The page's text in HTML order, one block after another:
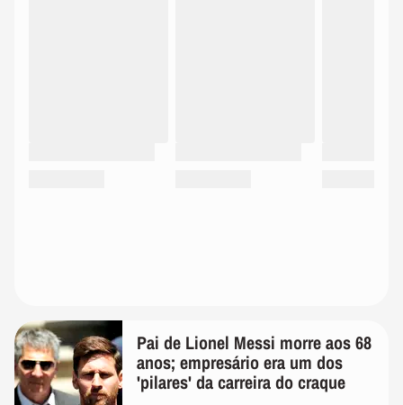
Pai de Lionel Messi morre aos 68
anos; empresário era um dos
'pilares' da carreira do craque